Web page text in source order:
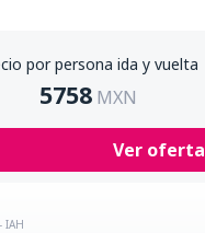
por persona ida y vuelta
5758 MXN
Ver oferta
IAH